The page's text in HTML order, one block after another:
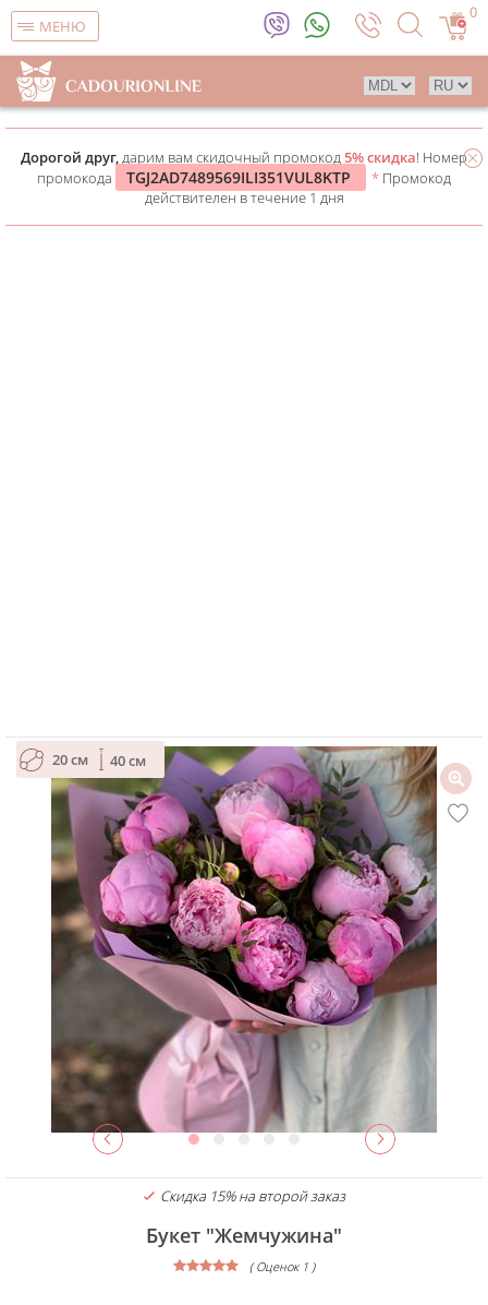
МЕНЮ
0
Дорогой друг,дарим вам скидочный промокод5% скидка! Номер
промокода
TGJ2AD7489569ILI351VUL8KTP * Промокод
действителен в течение 1 дня
20 см 40 см
Скидка 15% на второй заказ
Букет "Жемчужина"
( Оценок 1 )